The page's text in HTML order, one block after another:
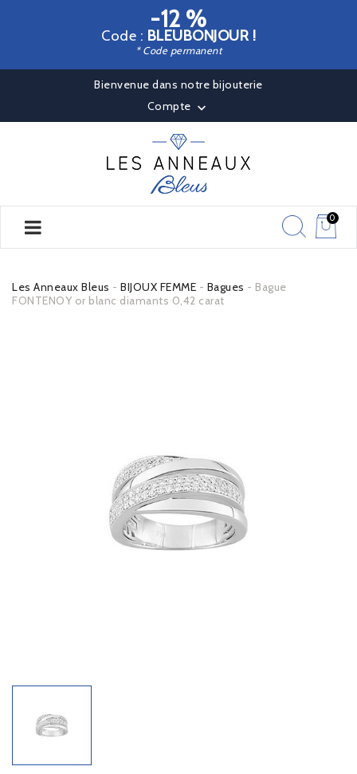
-12 %
Code : BLEUBONJOUR !
* Code permanent
Bienvenue dans notre bijouterie
Compte 
0
Les Anneaux Bleus BIJOUX FEMME Bagues
Bague
FONTENOY or blanc diamants 0,42 carat